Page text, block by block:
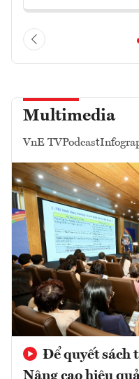
Multimedia
VnE TVPodcast
Để quyết sách